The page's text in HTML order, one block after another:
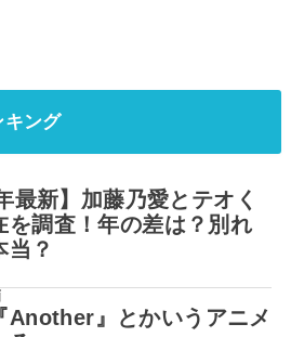
キング
最新】加藤乃愛とテオく
を調査！年の差は？別れ
当？
Another』とかいうアニメ